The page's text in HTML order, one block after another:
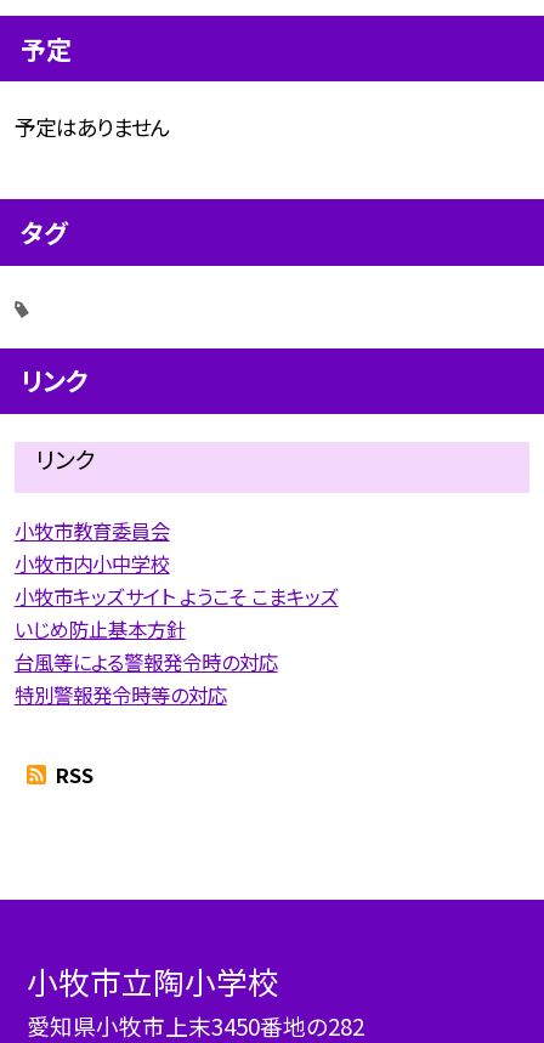
予定
予定はありません
タグ
リンク
リンク
小牧市教育委員会
小牧市内小中学校
小牧市キッズサイト ようこそ こまキッズ
いじめ防止基本方針
台風等による警報発令時の対応
特別警報発令時等の対応
RSS
小牧市立陶小学校
愛知県小牧市上末3450番地の282